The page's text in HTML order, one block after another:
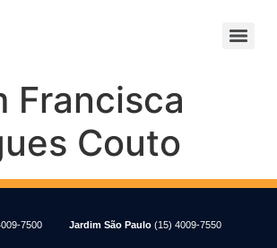
Francisca
Couto
7500 Jardim São Paulo (15) 4009-7550